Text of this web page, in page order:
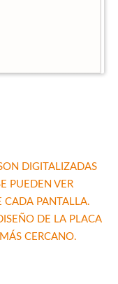
DIGITALIZADAS
PUEDEN VER
CADA PANTALLA.
DE LA PLACA
CERCANO.